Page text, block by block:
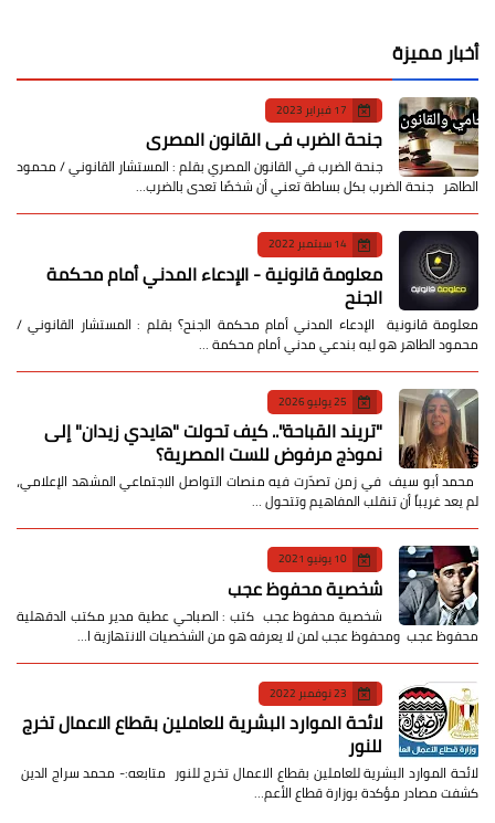
أخبار مميزة
17 فبراير 2023
جنحة الضرب في القانون المصري
جنحة الضرب في القانون المصري بقلم : المستشار القانوني / محمود
الطاهر جنحة الضرب بكل بساطة تعني أن شخصًا تعدى بالضرب…
14 سبتمبر 2022
معلومة قانونية - الإدعاء المدني أمام محكمة
الجنح
معلومة قانونية الإدعاء المدني أمام محكمة الجنح؟ بقلم : المستشار القانوني /
محمود الطاهر هو ليه بندعي مدني أمام محكمة …
25 يوليو 2026
​"تريند القباحة".. كيف تحولت "هايدي زيدان" إلى
نموذج مرفوض للست المصرية؟
​ محمد أبو سيف ​في زمن تصدّرت فيه منصات التواصل الاجتماعي المشهد الإعلامي،
لم يعد غريباً أن تنقلب المفاهيم وتتحول …
10 يونيو 2021
شخصية محفوظ عجب
شخصية محفوظ عجب كتب : الصباحي عطية مدير مكتب الدقهلية
محفوظ عجب ومحفوظ عجب لمن لا يعرفه هو من الشخصيات الانتهازية ا…
23 نوفمبر 2022
لائحة الموارد البشرية للعاملين بقطاع الاعمال تخرج
للنور
لائحة الموارد البشرية للعاملين بقطاع الاعمال تخرج للنور متابعه:- محمد سراج الدين
كشفت مصادر مؤكدة بوزارة قطاع الأعم…